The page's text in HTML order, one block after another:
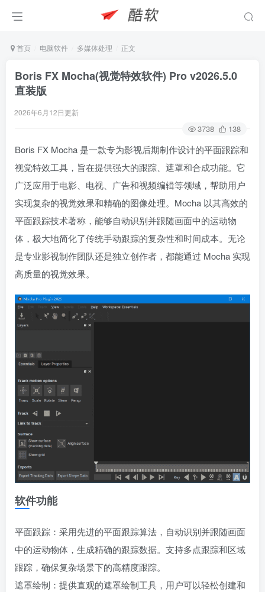
首页 电脑软件 多媒体处理 正文
Boris FX Mocha(视觉特效软件) Pro v2026.5.0
直装版
2026年6月12日更新
3738 138
Boris FX Mocha 是一款专为影视后期制作设计的平面跟踪和
视觉特效工具，旨在提供强大的跟踪、遮罩和合成功能。它
广泛应用于电影、电视、广告和视频编辑等领域，帮助用户
实现复杂的视觉效果和精确的图像处理。Mocha 以其高效的
平面跟踪技术著称，能够自动识别并跟随画面中的运动物
体，极大地简化了传统手动跟踪的复杂性和时间成本。无论
是专业影视制作团队还是独立创作者，都能通过 Mocha 实现
高质量的视觉效果。
软件功能
平面跟踪：采用先进的平面跟踪算法，自动识别并跟随画面
中的运动物体，生成精确的跟踪数据。支持多点跟踪和区域
跟踪，确保复杂场景下的高精度跟踪。
遮罩绘制：提供直观的遮罩绘制工具，用户可以轻松创建和